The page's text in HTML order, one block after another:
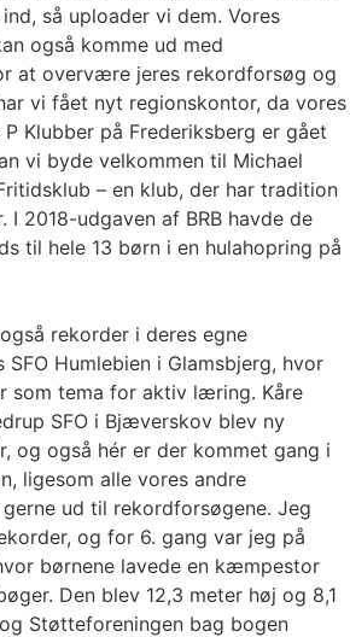
så uploader vi dem. Vores
også komme ud med
at overvære jeres rekordforsøg og
vi fået nyt regionskontor, da vores
Klubber på Frederiksberg er gået
vi byde velkommen til Michael
– en klub, der har tradition
2018-udgaven af BRB havde de
til hele 13 børn i en hulahopring på
rekorder i deres egne
Humlebien i Glamsbjerg, hvor
som tema for aktiv læring. Kåre
SFO i Bjæverskov blev ny
og også hér er der kommet gang i
ligesom alle vores andre
ud til rekordforsøgene. Jeg
og for 6. gang var jeg på
børnene lavede en kæmpestor
Den blev 12,3 meter høj og 8,1
Støtteforeningen bag bogen